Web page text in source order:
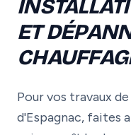
ET
Pour vos travaux
d'Espagnac, faites